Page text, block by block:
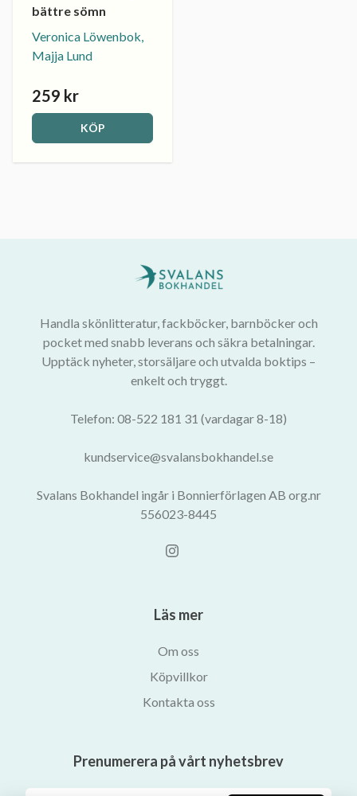
bättre sömn
Veronica Löwenbok,
Majja Lund
259 kr
KÖP
Handla skönlitteratur, fackböcker, barnböcker och
pocket med snabb leverans och säkra betalningar.
Upptäck nyheter, storsäljare och utvalda boktips –
enkelt och tryggt.
Telefon: 08-522 181 31 (vardagar 8-18)
kundservice@svalansbokhandel.se
Svalans Bokhandel ingår i Bonnierförlagen AB org.nr
556023-8445
Läs mer
Om oss
Köpvillkor
Kontakta oss
Prenumerera på vårt nyhetsbrev